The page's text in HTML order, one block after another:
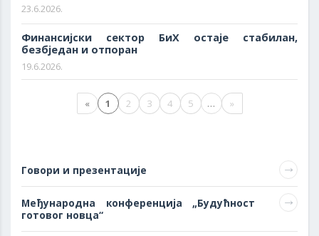
23.6.2026.
Финансијски сектор БиХ остаје стабилан,
безбједан и отпоран
19.6.2026.
« 1 2 3 4 5 … »
Говори и презентације
Међународна конференција „Будућност
готовог новца“